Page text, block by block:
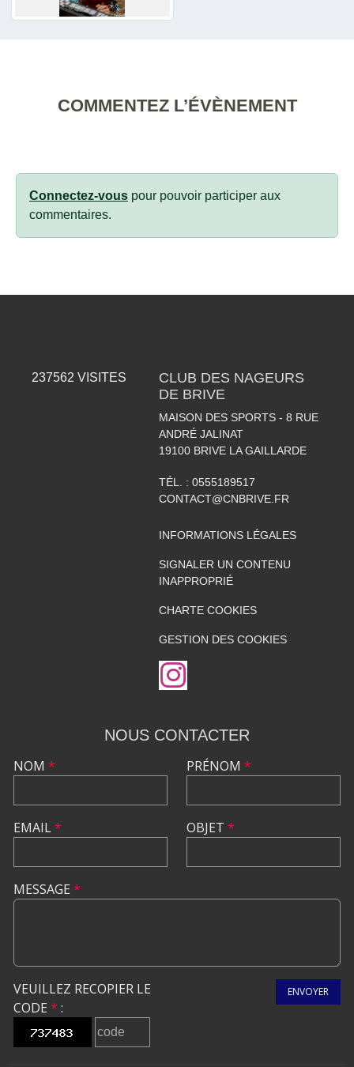
COMMENTEZ L’ÉVÈNEMENT
Connectez-vous pour pouvoir participer aux
commentaires.
237562 VISITES
CLUB DES NAGEURS
DE BRIVE
MAISON DES SPORTS - 8 RUE
ANDRÉ JALINAT
19100 BRIVE LA GAILLARDE
TÉL. : 0555189517
CONTACT@CNBRIVE.FR
INFORMATIONS LÉGALES
SIGNALER UN CONTENU
INAPPROPRIÉ
CHARTE COOKIES
GESTION DES COOKIES
NOUS CONTACTER
NOM *
EMAIL*
PRÉNOM *
OBJET *
MESSAGE *
VEUILLEZ RECOPIER LE
CODE * :
ENVOYER